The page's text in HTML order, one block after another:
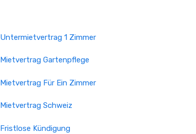
Untermietvertrag 1 Zimmer
Mietvertrag Gartenpflege
Mietvertrag Für Ein Zimmer
Mietvertrag Schweiz
Fristlose Kündigung